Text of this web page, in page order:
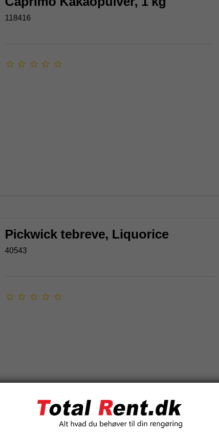
118416
Pickwick tebreve, Liquorice
40543